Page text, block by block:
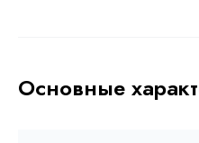
Основные